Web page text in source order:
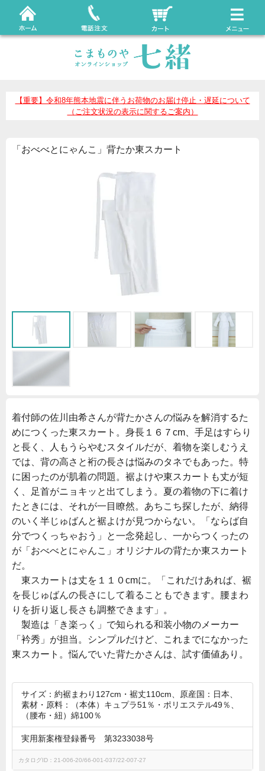
【重要】令和8年熊本地震に伴うお荷物のお届け停止・遅延について
（ご注文状況の表示に関するご案内）
「おべべとにゃんこ」背たか東スカート
着付師の佐川由希さんが背たかさんの悩みを解消するた
めにつくった東スカート。身長１６７cm、手足はすらり
と長く、人もうらやむスタイルだが、着物を楽しむうえ
では、背の高さと裄の長さは悩みのタネでもあった。特
に困ったのが肌着の問題。裾よけや東スカートも丈が短
く、足首がニョキッと出てしまう。夏の着物の下に着け
たときには、それが一目瞭然。あちこち探したが、納得
のいく半じゅばんと裾よけが見つからない。「ならば自
分でつくっちゃおう」と一念発起し、一からつくったの
が「おべべとにゃんこ」オリジナルの背たか東スカート
だ。
東スカートは丈を１１０cmに。「これだけあれば、裾
を長じゅばんの長さにして着ることもできます。腰まわ
りを折り返し長さも調整できます」。
製造は「き楽っく」で知られる和装小物のメーカー
「衿秀」が担当。シンプルだけど、これまでになかった
東スカート。悩んでいた背たかさんは、試す価値あり。
サイズ：約裾まわり127cm・裾丈110cm、原産国：日本、
素材・原料：（本体）キュプラ51％・ポリエステル49％、
（腰布・紐）綿100％
実用新案権登録番号 第3233038号
カタログID：21-006-20/66-001-037/22-007-27